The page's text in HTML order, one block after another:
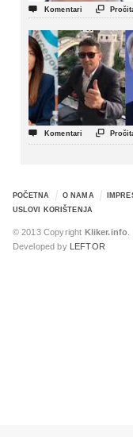
 Komentari 
 Komentari 
POČETNA O NAMA
USLOVI KORIŠTENJA
© 2013 Copyright Kliker.info
Developed by
LEFTOR